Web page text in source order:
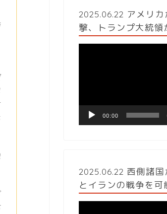
2025.06.22 アメリ
撃、トランプ大統領
ヤ
00:00
2025.06.22 西側諸
とイランの戦争を可